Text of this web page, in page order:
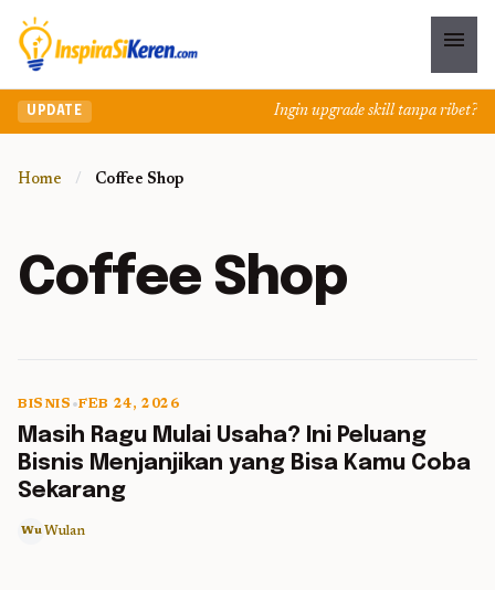
menu
UPDATE Ingin upgrade skill tanpa ribet?
Home / Coffee Shop
Coffee Shop
BISNIS •FEB 24, 2026
Masih Ragu Mulai Usaha? Ini Peluang
Bisnis Menjanjikan yang Bisa Kamu Coba
Sekarang
Wu Wulan